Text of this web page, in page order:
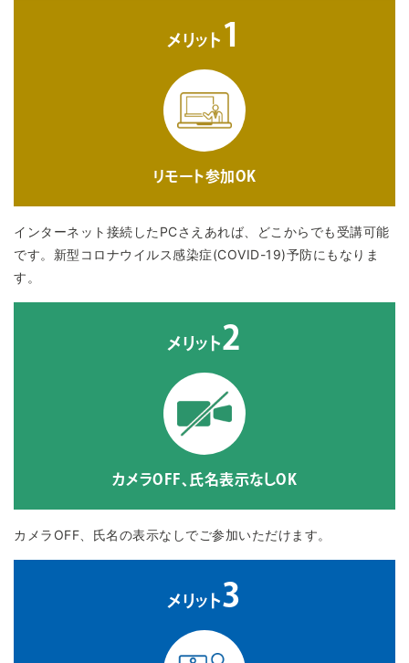
メリット 1
リモート参加OK
インターネット接続したPCさえあれば、どこからでも受講可能
です。新型コロナウイルス感染症(COVID-19)予防にもなりま
す。
メリット2
カメラOFF、氏名表示なしOK
カメラOFF、氏名の表示なしでご参加いただけます。
メリット3